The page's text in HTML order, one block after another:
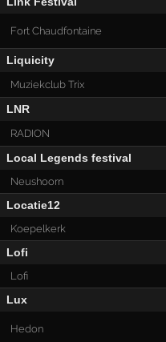
Fort Chaudfontaine
Liquicity
Muziekclub Trix
LNR
RADION
Local Legends festival
Neushoorn
Locatie12
Koepelkerk
Lofi
Lofi
Lux
Hedon